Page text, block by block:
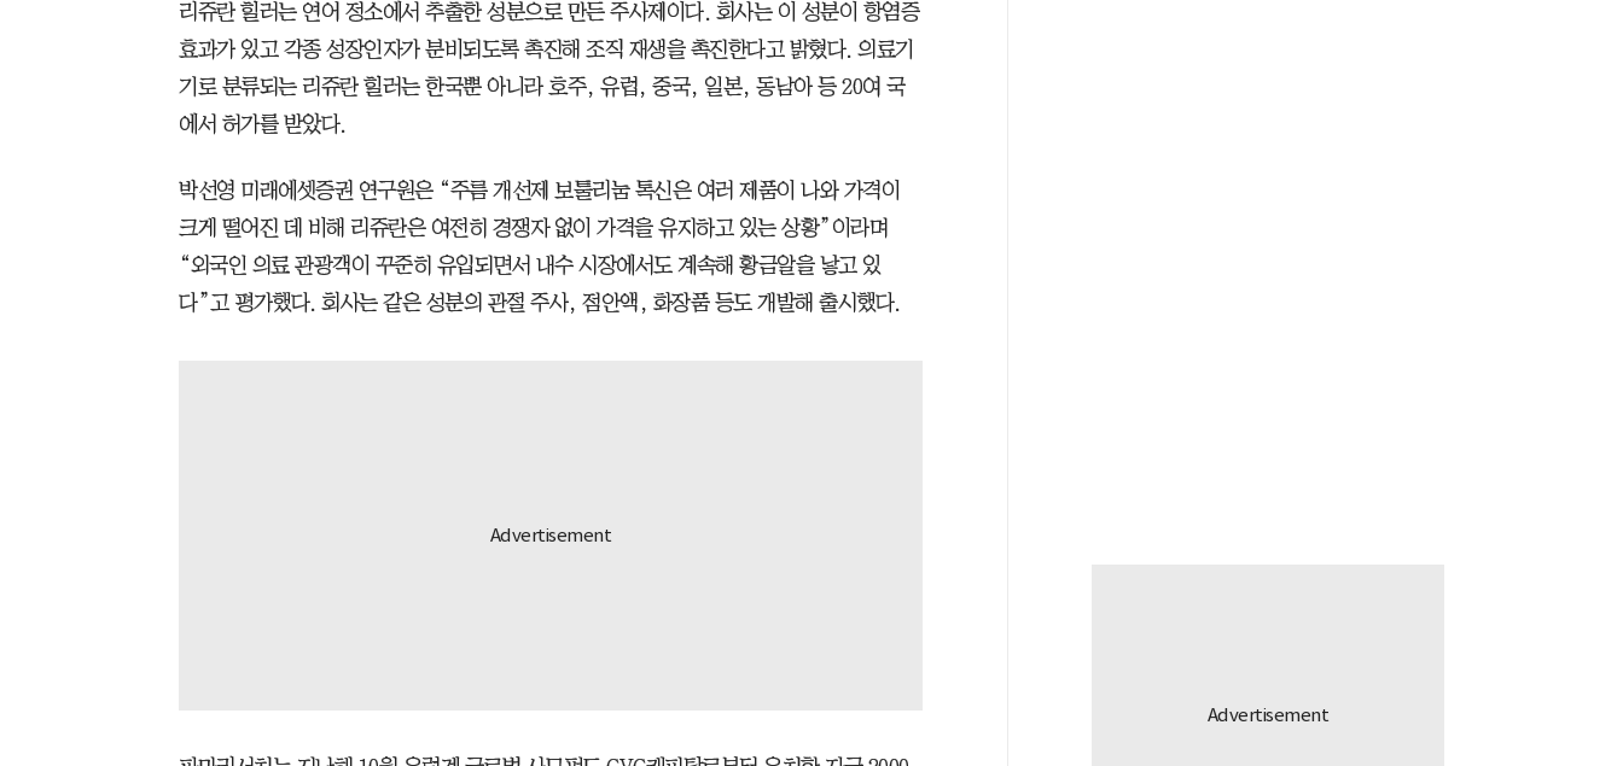
리쥬란 힐러는 연어 정소에서 추출한 성분으로 만든 주사제이다. 회사는 이 성분이 항염증
효과가 있고 각종 성장인자가 분비되도록 촉진해 조직 재생을 촉진한다고 밝혔다. 의료기
기로 분류되는 리쥬란 힐러는 한국뿐 아니라 호주, 유럽, 중국, 일본, 동남아 등 20여 국
에서 허가를 받았다.
박선영 미래에셋증권 연구원은 “주름 개선제 보툴리눔 톡신은 여러 제품이 나와 가격이
크게 떨어진 데 비해 리쥬란은 여전히 경쟁자 없이 가격을 유지하고 있는 상황”이라며
“외국인 의료 관광객이 꾸준히 유입되면서 내수 시장에서도 계속해 황금알을 낳고 있
다”고 평가했다. 회사는 같은 성분의 관절 주사, 점안액, 화장품 등도 개발해 출시했다.